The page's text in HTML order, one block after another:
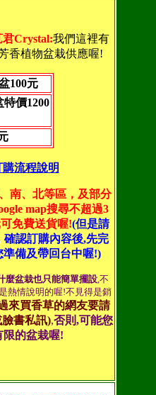
Crystal:我們這裡有
香植物盆栽供應喔!
100元
特價1200
流程說明
南、北等區，及部分
map搜尋不超過3
免費送貨喔!(但是請
確認訂購內容後,先完
備及帶回台中喔!)
麼盆栽也只能簡單擺設,不
熱情說明的喔!不見得是銷
來買香草的網友要請
書私訊),否則,可能您
限的盆栽喔!